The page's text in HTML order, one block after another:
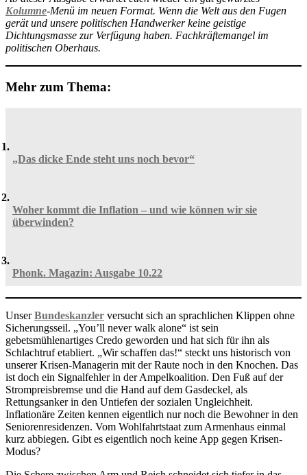
Kolumne-Menü im neuen Format. Wenn die Welt aus den Fugen
gerät und unsere politischen Handwerker keine geistige
Dichtungsmasse zur Verfügung haben. Fachkräftemangel im
politischen Oberhaus.
Mehr zum Thema:
„Das dicke Ende steht uns noch bevor“
Woher kommt die Inflation – und wie können wir sie
überwinden?
Phonk. Magazin: Ausgabe 10.22
UnserBundeskanzler versucht sich an sprachlichen Klippen ohne
Sicherungsseil. „You’ll never walk alone“ ist sein
gebetsmühlenartiges Credo geworden und hat sich für ihn als
Schlachtruf etabliert. „Wir schaffen das!“ steckt uns historisch von
unserer Krisen-Managerin mit der Raute noch in den Knochen. Das
ist doch ein Signalfehler in der Ampelkoalition. Den Fuß auf der
Strompreisbremse und die Hand auf dem Gasdeckel, als
Rettungsanker in den Untiefen der sozialen Ungleichheit.
Inflationäre Zeiten kennen eigentlich nur noch die Bewohner in den
Seniorenresidenzen. Vom Wohlfahrtstaat zum Armenhaus einmal
kurz abbiegen. Gibt es eigentlich noch keine App gegen Krisen-
Modus?